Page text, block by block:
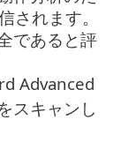
されます。
であると評
Advanced
スキャンし